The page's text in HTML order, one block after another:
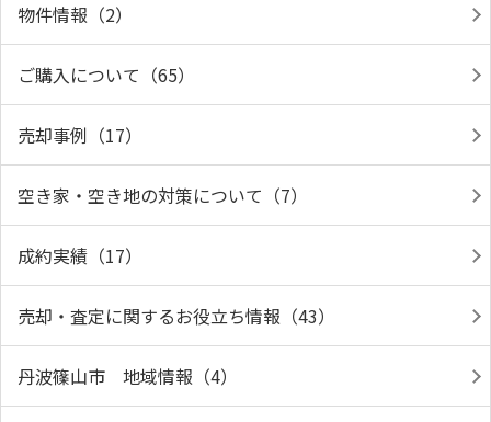
物件情報（2）
ご購入について（65）
売却事例（17）
空き家・空き地の対策について（7）
成約実績（17）
売却・査定に関するお役立ち情報（43）
丹波篠山市 地域情報（4）